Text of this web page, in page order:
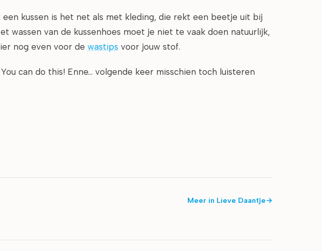
kussen is het net als met kleding, die rekt een beetje uit bij
wassen van de kussenhoes moet je niet te vaak doen natuurlijk,
nog even voor de wastips voor jouw stof.
can do this! Enne… volgende keer misschien toch luisteren
Meer in Lieve Daantje→